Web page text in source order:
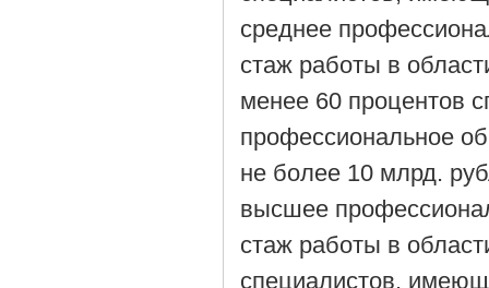
среднее
стаж работы в
менее 60 процентов
профессиональное
не более 10 млрд.
высшее
стаж работы в
специалистов,